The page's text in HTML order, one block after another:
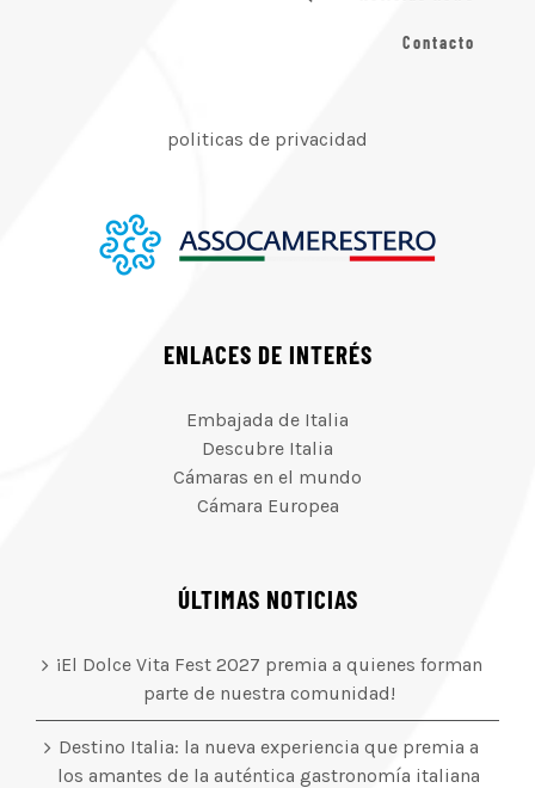
Contacto
politicas de privacidad
ENLACES DE INTERÉS
Embajada de Italia
Descubre Italia
Cámaras en el mundo
Cámara Europea
ÚLTIMAS NOTICIAS
¡El Dolce Vita Fest 2027 premia a quienes forman
parte de nuestra comunidad!
Destino Italia: la nueva experiencia que premia a
los amantes de la auténtica gastronomía italiana